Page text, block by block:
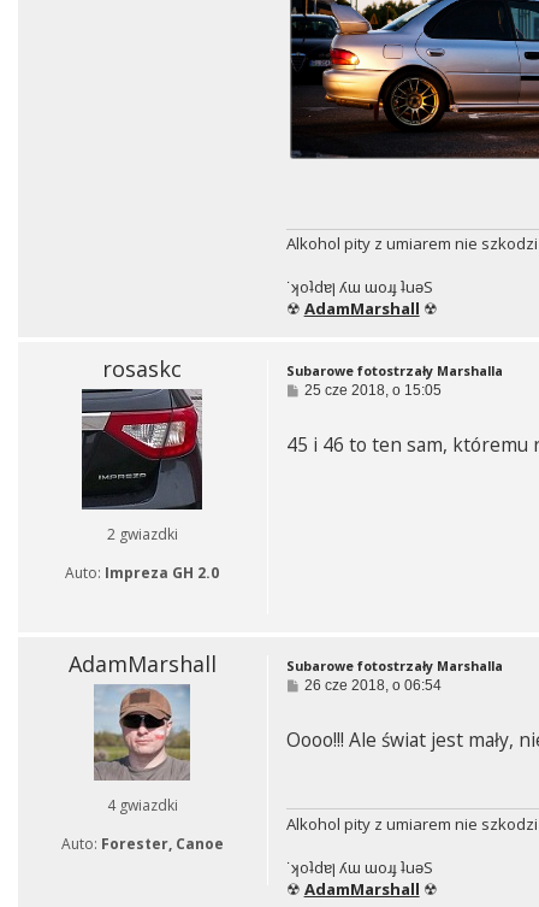
Alkohol pity z umiarem nie
˙ʞoʇdɐן ʎɯ ɯoɹɟ ʇuǝS
☢ AdamMarshall ☢
rosaskc
2 gwiazdki
Auto: Impreza GH 2.0
Subarowe fotostrzały Marshalla
P
t
25 cze 2018, o 15:05
45 i 46 to ten sam,
AdamMarshall
4 gwiazdki
Auto: Forester, Canoe
Subarowe fotostrzały Marshalla
P
t
26 cze 2018, o 06:54
Oooo!!! Ale świat jest mały,
Alkohol pity z umiarem nie
˙ʞoʇdɐן ʎɯ ɯoɹɟ ʇuǝS
☢ AdamMarshall ☢